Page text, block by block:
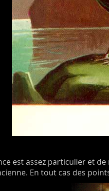
est assez particulier et
En tout cas des